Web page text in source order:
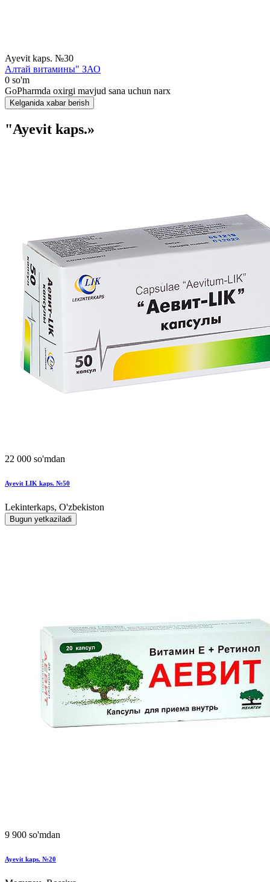
Ayevit kaps. №30
Алтай витамины" ЗАО
0 so'm
GoPharmda oxirgi mavjud sana uchun narx
Kelganida xabar berish
"Ayevit kaps.»
22 000 so'mdan
Ayevit LIK kaps. №50
Lekinterkaps, O'zbekiston
Bugun yetkaziladi
9 900 so'mdan
Ayevit kaps. №20